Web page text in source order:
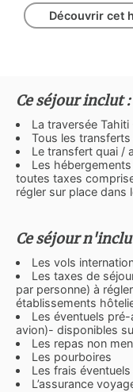
Découvrir cet
Ce séjour inclut :
La traversée
Tous les
Le transfert quai /
Les
toutes taxes
régler sur place dans
Ce séjour
Les vols
Les taxes de
par personne) à
établissements
Les éventuels
avion)- disponibles
Les repas non
Les pourboires
Les frais
L’assurance